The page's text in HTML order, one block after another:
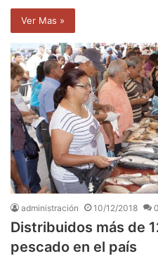
Ver Mas »
administración 10/12/2018 0
Distribuidos más de
pescado en el país